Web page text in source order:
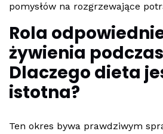
pomysłów na rozgrzewające
Rola
żywienia
Dlaczego dieta
istotna?
Ten okres bywa prawdziwym